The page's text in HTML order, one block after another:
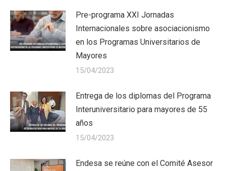
Pre-programa XXI Jornadas
Internacionales sobre asociacionismo
en los Programas Universitarios de
Mayores
15/04/2023
Entrega de los diplomas del Programa
Interuniversitario para mayores de 55
años
15/04/2023
Endesa se reúne con el Comité Asesor